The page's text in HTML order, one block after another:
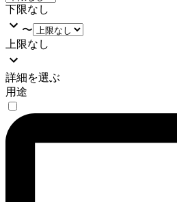
下限なし
〜
上限なし
詳細を選ぶ
用途